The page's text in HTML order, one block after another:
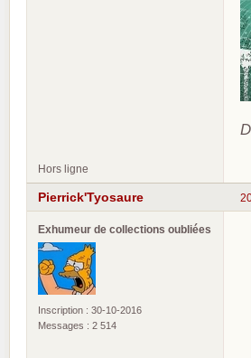
Hors ligne
Pierrick'Tyosaure
Exhumeur de collections oubliées
Inscription : 30-10-2016
Messages : 2 514